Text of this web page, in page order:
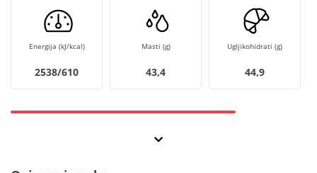
Energija (kJ/kcal)
2538/610
Masti (g)
43,4
Ugljikohidrati (g)
44,9